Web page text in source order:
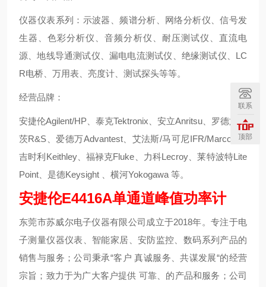
仪器仪表系列：示波器、频谱分析、网络分析仪、信号发
生器、色彩分析仪、音频分析仪、耐压测试仪、直流电
源、地线导通测试仪、漏电电流测试仪、绝缘测试仪、LC
R电桥、万用表、亮度计、测试探头等等。
经营品牌：
安捷伦Agilent/HP、泰克Tektronix、安立Anritsu、罗德施瓦
茨R&S、爱德万Advantest、艾法斯/马可尼IFR/Marconi、
吉时利Keithley、福禄克Fluke、力科Lecroy、莱特波特Lite
Point、是德Keysight 、横河Yokogawa 等。
安捷伦E4416A单通道峰值功率计
东莞市苏威尔电子仪器有限公司成立于2018年。专注于电
子测量仪器仪表、智能家居、安防监控、数码系列产品的
销售与服务；公司秉承“客户 真诚服务、共谋发展“的经营
宗旨；致力于为广大客户提供 可靠、的产品和服务；公司
联系
顶部